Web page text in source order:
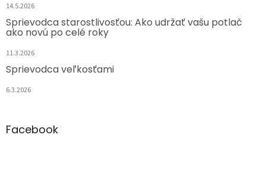
14.5.2026
Sprievodca starostlivosťou: Ako udržať vašu potlač
ako novú po celé roky
11.3.2026
Sprievodca veľkosťami
6.3.2026
Facebook